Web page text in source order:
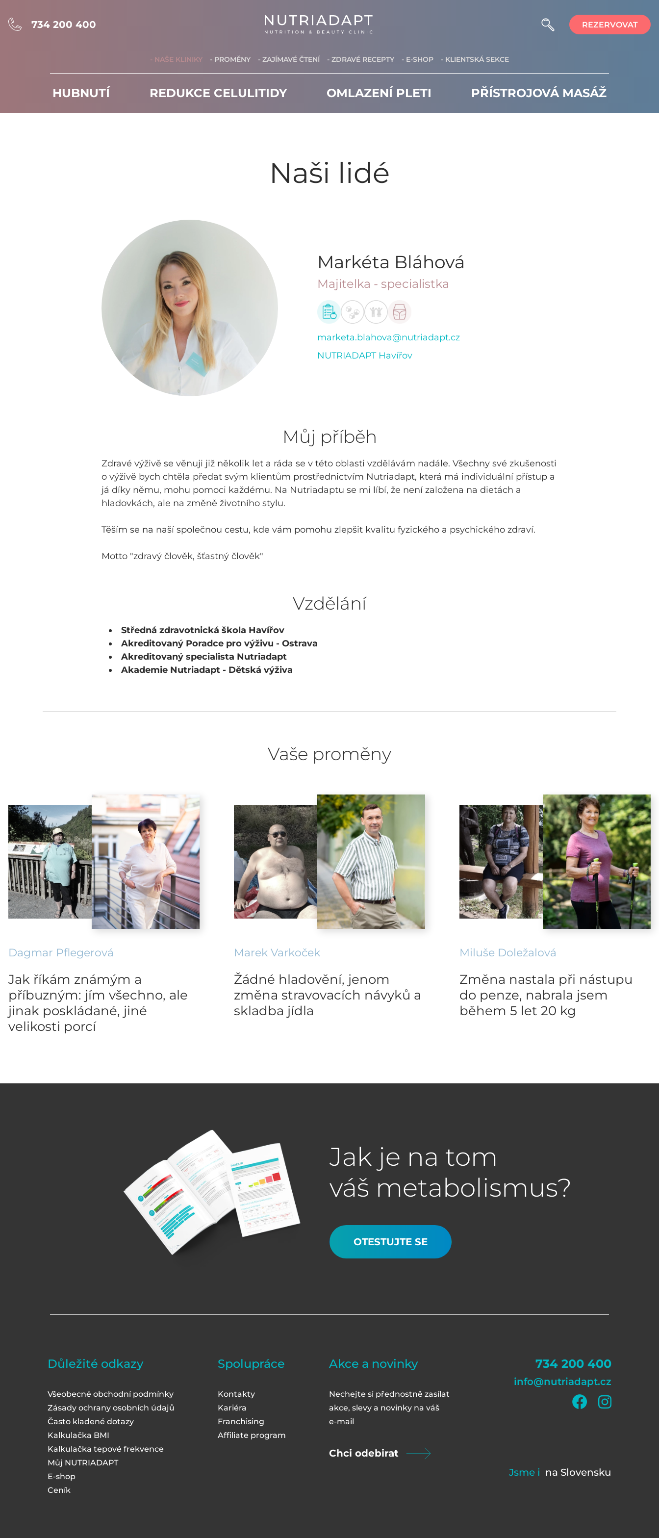
734 200 400 REZERVOVAT
- NAŠE KLINIKY - PROMĚNY - ZAJÍMAVÉ ČTENÍ - ZDRAVÉ RECEPTY - E-SHOP - KLIENTSKÁ SEKCE
HUBNUTÍ REDUKCE CELULITIDY OMLAZENÍ PLETI PŘÍSTROJOVÁ MASÁŽ
Naši lidé
Markéta Bláhová
Majitelka - specialistka
marketa.blahova@nutriadapt.cz
NUTRIADAPT Havířov
Můj příběh
Zdravé výživě se věnuji již několik let a ráda se v této oblasti vzdělávám nadále. Všechny své zkušenosti
o výživě bych chtěla předat svým klientům prostřednictvím Nutriadapt, která má individuální přístup a
já díky němu, mohu pomoci každému. Na Nutriadaptu se mi líbí, že není založena na dietách a
hladovkách, ale na změně životního stylu.
Těším se na naší společnou cestu, kde vám pomohu zlepšit kvalitu fyzického a psychického zdraví.
Motto "zdravý člověk, šťastný člověk"
Vzdělání
Středná zdravotnická škola Havířov
Akreditovaný Poradce pro výživu - Ostrava
Akreditovaný specialista Nutriadapt
Akademie Nutriadapt - Dětská výživa
Vaše proměny
Dagmar Pflegerová
Jak říkám známým a
příbuzným: jím všechno, ale
jinak poskládané, jiné
velikosti porcí
Marek Varkoček
Žádné hladovění, jenom
změna stravovacích návyků a
skladba jídla
Miluše Doležalová
Změna nastala při nástupu
do penze, nabrala jsem
během 5 let 20 kg
Jak je na tom
váš metabolismus?
OTESTUJTE SE
Důležité odkazy
Všeobecné obchodní podmínky
Zásady ochrany osobních údajů
Často kladené dotazy
Kalkulačka BMI
Kalkulačka tepové frekvence
Můj NUTRIADAPT
E-shop
Ceník
Spolupráce
Kontakty
Kariéra
Franchising
Affiliate program
Akce a novinky
Nechejte si přednostně zasílat
akce, slevy a novinky na váš
e-mail
Chci odebirat
734 200 400
info@nutriadapt.cz
Jsme i na Slovensku